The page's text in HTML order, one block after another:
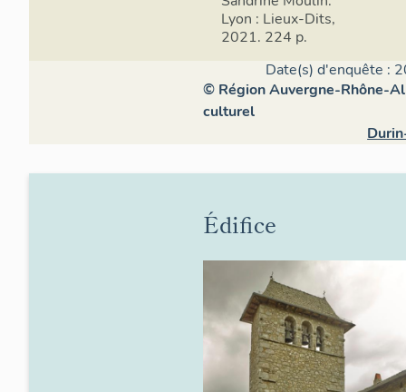
Lyon : Lieux-Dits,
2021. 224 p.
Date(s) d'enquête :
© Région Auvergne-Rhône-
culturel
Édifice